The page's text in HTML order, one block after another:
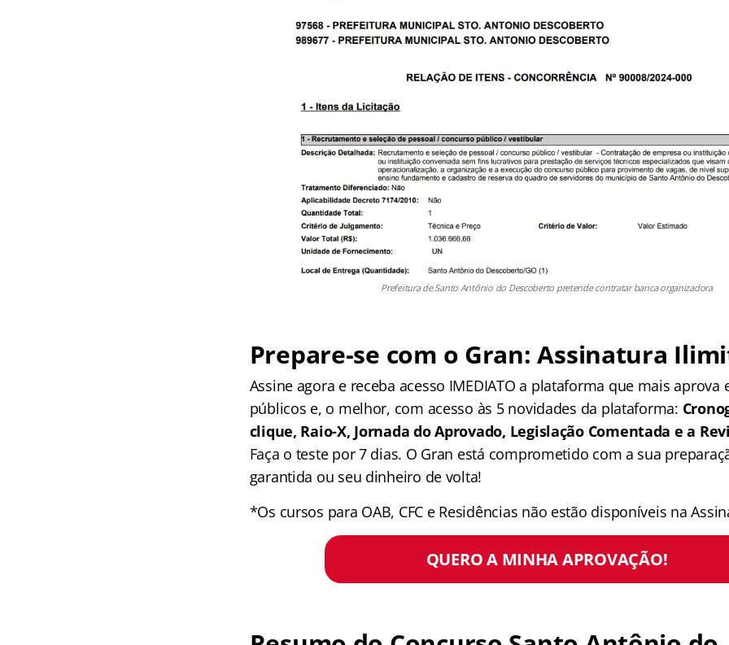
Prefeitura de Santo Antônio do Descoberto pretende contratar banca organizadora
Prepare-se com o Gran: Assinatura
Assine agora e receba acesso IMEDIATO a plataforma que mais aprova
públicos e, o melhor, com acesso às 5 novidades da plataforma:
clique, Raio-X, Jornada do Aprovado, Legislação Comentada e a
Faça o teste por 7 dias. O Gran está comprometido com a sua
garantida ou seu dinheiro de volta!
*Os cursos para OAB, CFC e Residências não estão disponíveis na
QUERO A MINHA APROVAÇÃO!